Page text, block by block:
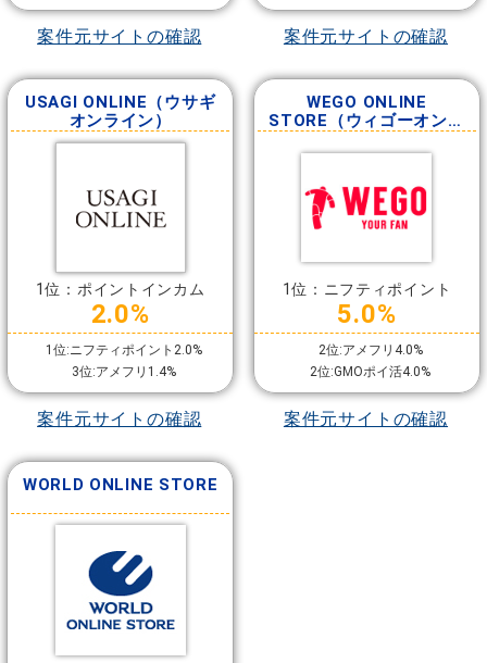
案件元サイトの確認 案件元サイトの確認
USAGI ONLINE（ウサギ
オンライン）
1位：ポイントインカム
2.0%
1位:ニフティポイント2.0%
3位:アメフリ1.4%
案件元サイトの確認
WEGO ONLINE
STORE（ウィゴーオンラ
1位：ニフティポイント
5.0%
2位:アメフリ4.0%
2位:GMOポイ活4.0%
案件元サイトの確認
WORLD ONLINE STORE